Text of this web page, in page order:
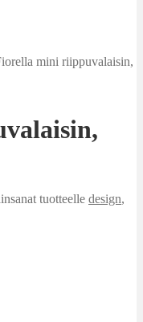
mini riippuvalaisin,
tuotteelle design,